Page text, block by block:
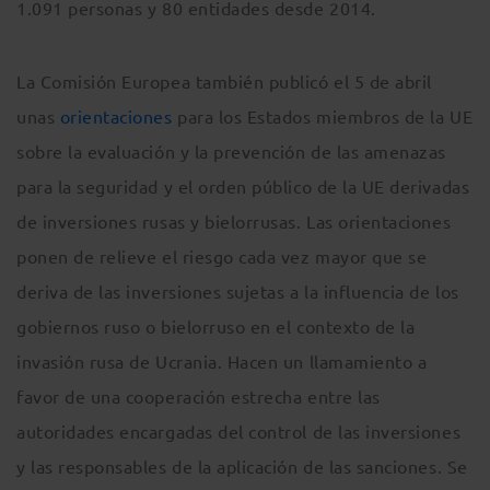
1.091 personas y 80 entidades desde 2014.
La Comisión Europea también publicó el 5 de abril
unas orientaciones para los Estados miembros de la UE
sobre la evaluación y la prevención de las amenazas
para la seguridad y el orden público de la UE derivadas
de inversiones rusas y bielorrusas. Las orientaciones
ponen de relieve el riesgo cada vez mayor que se
deriva de las inversiones sujetas a la influencia de los
gobiernos ruso o bielorruso en el contexto de la
invasión rusa de Ucrania. Hacen un llamamiento a
favor de una cooperación estrecha entre las
autoridades encargadas del control de las inversiones
y las responsables de la aplicación de las sanciones. Se